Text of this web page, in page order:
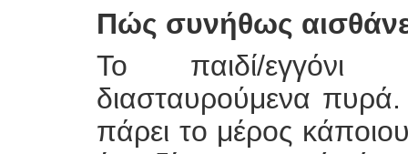
Πώς συνήθως
Το παιδί/εγγόνι
διασταυρούμενα
πάρει το μέρος